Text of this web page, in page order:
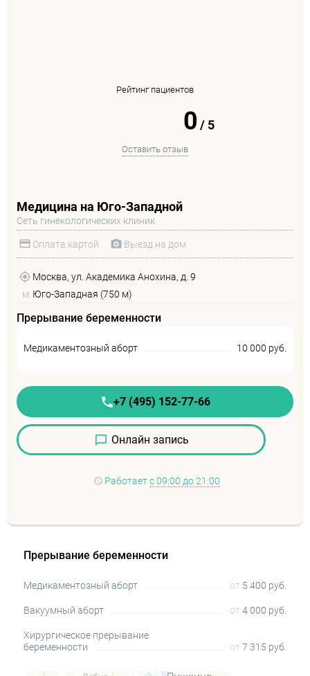
Рейтинг пациентов
0 / 5
Оставить отзыв
Медицина на Юго-Западной
Сеть гинекологических клиник
Оплата картой Выезд на дом
Москва, ул. Академика Анохина, д. 9
м. Юго-Западная (750 м)
Прерывание беременности
Медикаментозный аборт 10 000 руб.
+7 (495) 152-77-66
Онлайн запись
Работаетс 09:00 до 21:00
Прерывание беременности
Медикаментозный аборт от 5 400 руб.
Вакуумный аборт от 4 000 руб.
Хирургическое прерывание
беременности
от 7 315 руб.